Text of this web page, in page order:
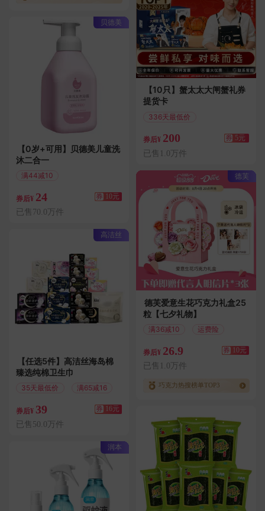
贝德美
【0岁+可用】贝德美儿童洗
沐二合一
满44减10
券后¥ 24 券 10元
已售70.0万件
高洁丝
【任选5件】高洁丝海岛棉
臻选纯棉卫生巾
35天最低价 满65减16
券后¥ 39 券 16元
已售50.0万件
润本
【10只】蟹太太大闸蟹礼券
提货卡
336天最低价
券后¥ 200 券 5元
已售1.0万件
德芙
德芙爱意生花巧克力礼盒25
粒【七夕礼物】
满36减10 运费险
券后¥ 26.9 券 10元
已售1.0万件
巧克力热搜榜单TOP3